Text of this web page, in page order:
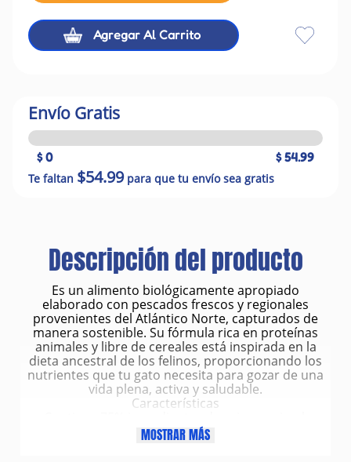
Agregar Al Carrito
Envío Gratis
$ 0 $ 54.99
Te faltan $54.99para que tu envío sea gratis
Descripción del producto
Es un alimento biológicamente apropiado
elaborado con pescados frescos y regionales
provenientes del Atlántico Norte, capturados de
manera sostenible. Su fórmula rica en proteínas
animales y libre de cereales está inspirada en la
dieta ancestral de los felinos, proporcionando los
nutrientes que tu gato necesita para gozar de una
vida plena, activa y saludable.
Características
principalmente pescados frescos y deshidratados.
Elaborada con pescados capturados en su hábitat
MOSTRAR MÁS